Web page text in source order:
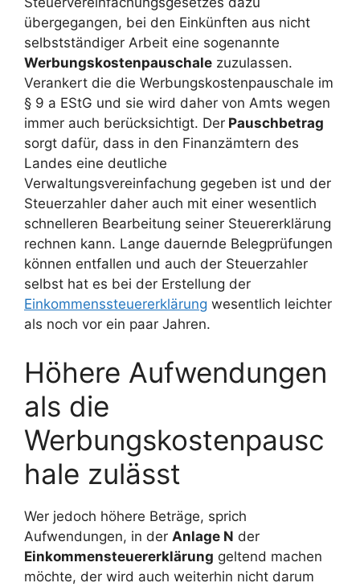
übergegangen, bei den Einkünften aus nicht
selbstständiger Arbeit eine sogenannte
Werbungskostenpauschale zuzulassen.
Verankert die die Werbungskostenpauschale im
§ 9 a EStG und sie wird daher von Amts wegen
immer auch berücksichtigt. Der Pauschbetrag
sorgt dafür, dass in den Finanzämtern des
Landes eine deutliche
Verwaltungsvereinfachung gegeben ist und der
Steuerzahler daher auch mit einer wesentlich
schnelleren Bearbeitung seiner Steuererklärung
rechnen kann. Lange dauernde Belegprüfungen
können entfallen und auch der Steuerzahler
selbst hat es bei der Erstellung der
Einkommenssteuererklärung wesentlich leichter
als noch vor ein paar Jahren.
Höhere Aufwendungen
als die
Werbungskostenpausc
hale zulässt
Wer jedoch höhere Beträge, sprich
Aufwendungen, in der Anlage N der
Einkommensteuererklärung geltend machen
möchte, der wird auch weiterhin nicht darum